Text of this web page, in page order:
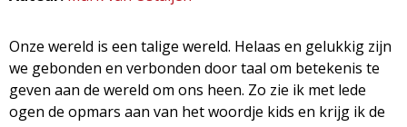
e
M
Onze wereld is een talige wereld. Helaas en gelukkig zijn
we gebonden en verbonden door taal om betekenis te
geven aan de wereld om ons heen. Zo zie ik met lede
ogen de opmars aan van het woordje kids en krijg ik de